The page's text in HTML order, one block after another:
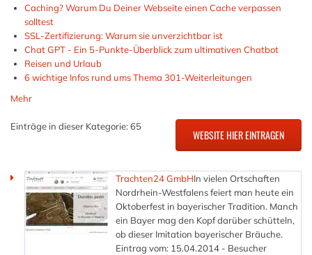
Caching? Warum Du Deiner Webseite einen Cache verpassen
solltest
SSL-Zertifizierung: Warum sie unverzichtbar ist
Chat GPT - Ein 5-Punkte-Überblick zum ultimativen Chatbot
Reisen und Urlaub
6 wichtige Infos rund ums Thema 301-Weiterleitungen
Mehr
Einträge in dieser Kategorie: 65
Trachten24 GmbHIn vielen Ortschaften
Nordrhein-Westfalens feiert man heute ein
Oktoberfest in bayerischer Tradition. Manch
ein Bayer mag den Kopf darüber schütteln,
ob dieser Imitation bayerischer Bräuche.
Eintrag vom: 15.04.2014 - Besucher